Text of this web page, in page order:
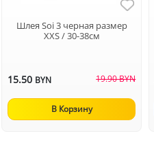
Шлея Soi 3 черная размер
XXS / 30-38см
15.50 BYN 19.90 BYN
В Корзину